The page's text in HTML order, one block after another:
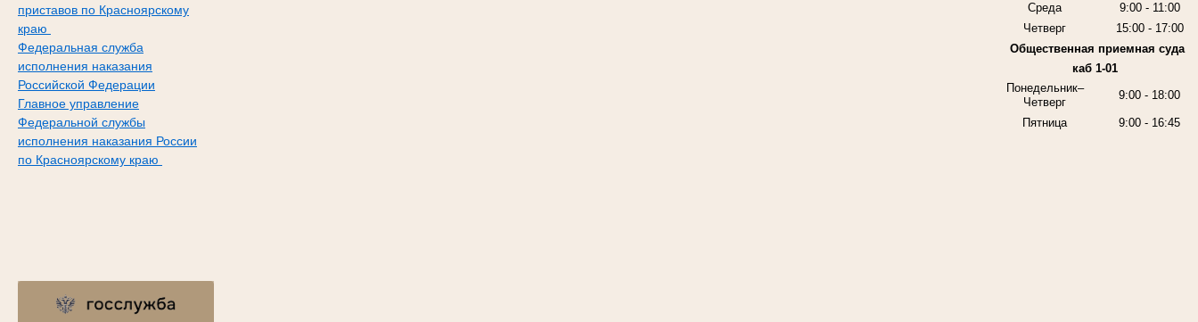
приставов по Красноярскому
краю
Федеральная служба
исполнения наказания
Российской Федерации
Главное управление
Федеральной службы
исполнения наказания России
по Красноярскому краю
Среда
9:00 - 11:00
Четверг
15:00 - 17:00
Общественная приемная суда
каб 1-01
Понедельник–
Четверг
9:00 - 18:00
Пятница 9:00 - 16:45